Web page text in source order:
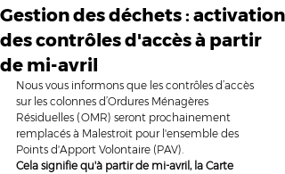
Gestion des déchets : activation
des contrôles d'accès à partir
de mi-avril
Nous vous informons que les contrôles d’accès
sur les colonnes d’Ordures Ménagères
Résiduelles (OMR) seront prochainement
remplacés à Malestroit pour l'ensemble des
Points d'Apport Volontaire (PAV).
Cela signifie qu'à partir de mi-avril, la Carte